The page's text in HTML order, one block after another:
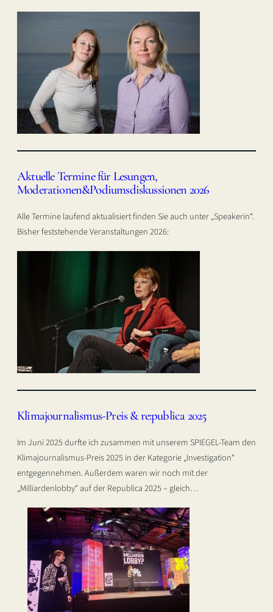
Aktuelle Termine für Lesungen,
Moderationen&Podiumsdiskussionen 2026
Alle Termine laufend aktualisiert finden Sie auch unter „Speakerin“.
Bisher feststehende Veranstaltungen 2026:
Klimajournalismus-Preis & re:publica 2025
Im Juni 2025 durfte ich zusammen mit unserem SPIEGEL-Team den
Klimajournalismus-Preis 2025 in der Kategorie „Investigation“
entgegennehmen. Außerdem waren wir noch mit der
„Milliardenlobby“ auf der Republica 2025 – gleich…